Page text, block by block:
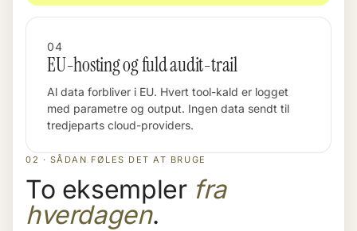
04
EU-hosting og fuld audit-trail
Al data forbliver i EU. Hvert tool-kald er logget
med parametre og output. Ingen data sendt til
tredjeparts cloud-providers.
02 · SÅDAN FØLES DET AT BRUGE
To eksempler fra
hverdagen.